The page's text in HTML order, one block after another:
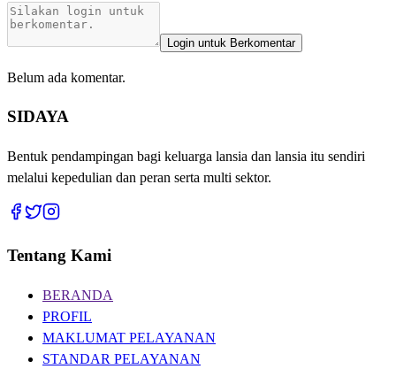
Login untuk Berkomentar
Belum ada komentar.
SIDAYA
Bentuk pendampingan bagi keluarga lansia dan lansia itu sendiri
melalui kepedulian dan peran serta multi sektor.
Tentang Kami
BERANDA
PROFIL
MAKLUMAT PELAYANAN
STANDAR PELAYANAN